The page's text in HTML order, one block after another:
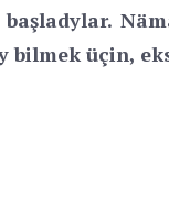
bilmek üçin,